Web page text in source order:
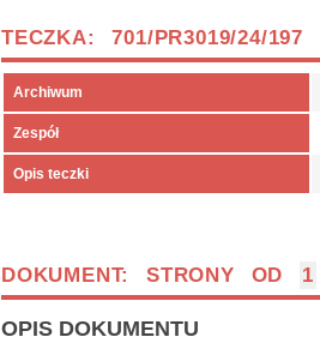
TECZKA: 701/PR3019/24/197
Archiwum
Zespół
Opis teczki
DOKUMENT: STRONY OD 1
OPIS DOKUMENTU